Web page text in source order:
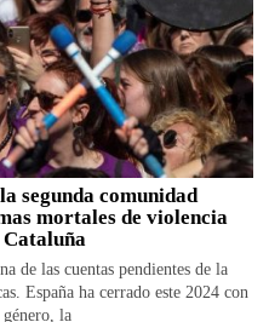
segunda comunidad
mortales de violencia
Cataluña
de las cuentas pendientes de la
España ha cerrado este 2024 con
la